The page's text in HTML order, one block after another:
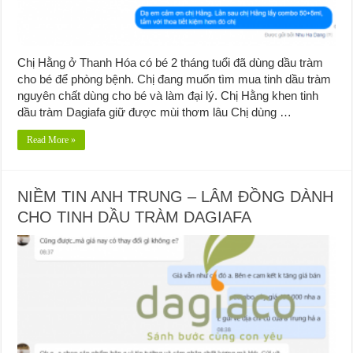
Chị Hằng ở Thanh Hóa có bé 2 tháng tuổi đã dùng dầu tràm
cho bé để phòng bệnh. Chị đang muốn tìm mua tinh dầu tràm
nguyên chất dùng cho bé và làm đại lý. Chị Hằng khen tinh
dầu tràm Dagiafa giữ được mùi thơm lâu Chị dùng …
Read More »
NIỀM TIN ANH TRUNG – LÂM ĐỒNG DÀNH
CHO TINH DẦU TRÀM DAGIAFA